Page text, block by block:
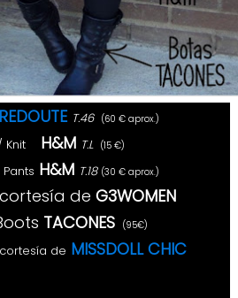
T.46 (60 € aprox.)
Knit H&M T.L (15€)
Pants H&M T.18 (30 € aprox.)
cortesía de G3WOMEN
TACONES (95€)
cortesía de MISSDOLL CHIC